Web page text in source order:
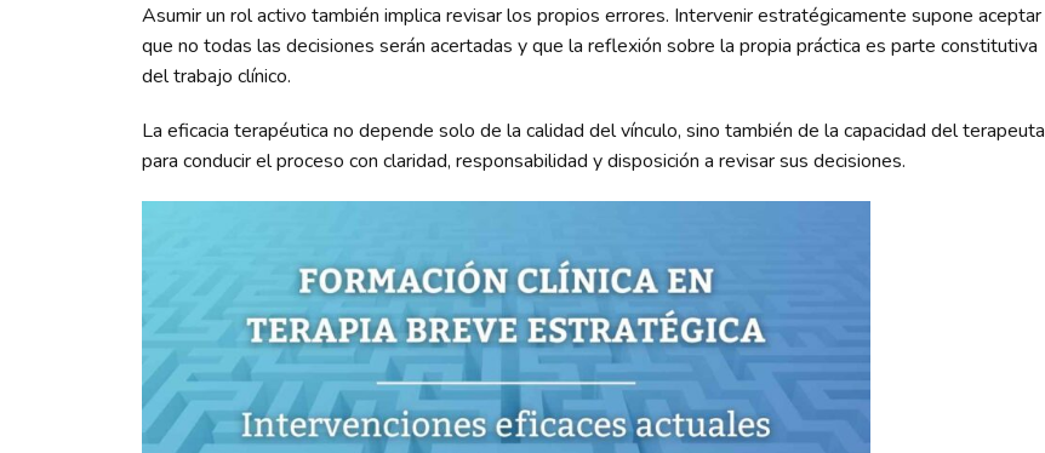
Asumir un rol activo también implica revisar los propios errores. Intervenir estratégicamente supone aceptar
que no todas las decisiones serán acertadas y que la reflexión sobre la propia práctica es parte constitutiva
del trabajo clínico.
La eficacia terapéutica no depende solo de la calidad del vínculo, sino también de la capacidad del terapeuta
para conducir el proceso con claridad, responsabilidad y disposición a revisar sus decisiones.